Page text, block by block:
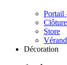
Portail
Clôture
Store
Décoration